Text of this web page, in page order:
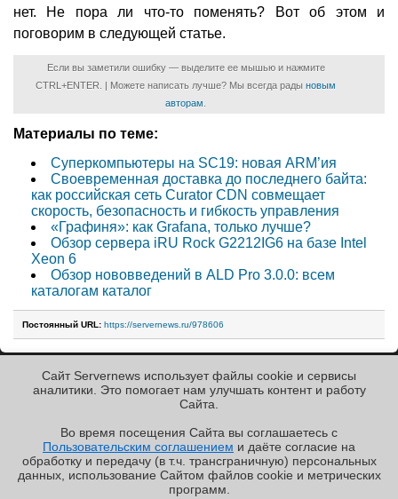
✖
нет. Не пора ли что-то поменять? Вот об этом и
поговорим в следующей статье.
Если вы заметили ошибку — выделите ее мышью и нажмите
CTRL+ENTER. | Можете написать лучше? Мы всегда рады новым
авторам
Материалы по теме:
Суперкомпьютеры на SC19: новая ARM’ия
Своевременная доставка до последнего байта:
как российская сеть Curator CDN совмещает
скорость, безопасность и гибкость управления
«Графиня»: как Grafana, только лучше?
Обзор сервера iRU Rock G2212IG6 на базе Intel
Xeon 6
Обзор нововведений в ALD Pro 3.0.0: всем
каталогам каталог
Постоянный URL: https://servernews.ru/978606
« Назад к ленте
Copyright ©2010-2026
Servernews.Пользовательское
соглашение
Сайт Servernews использует файлы cookie и сервисы
аналитики. Это помогает нам улучшать контент и работу
Cайта.
Во время посещения Cайта вы соглашаетесь с
Пользовательским соглашением и даёте согласие на
обработку и передачу (в т.ч. трансграничную) персональных
данных, использование Cайтом файлов cookie и метрических
программ.